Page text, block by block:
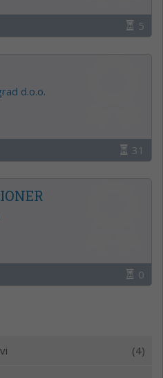
5
d.o.o.
31
0
(4)